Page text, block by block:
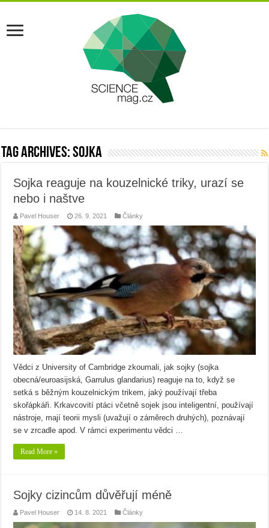
Tag Archives:sojka
Sojka reaguje na kouzelnické triky, urazí se
nebo i naštve
Pavel Houser 26. 9. 2021 Články
Vědci z University of Cambridge zkoumali, jak sojky (sojka
obecná/euroasijská, Garrulus glandarius) reaguje na to, když se
setká s běžným kouzelnickým trikem, jaký používají třeba
skořápkáři. Krkavcovití ptáci včetně sojek jsou inteligentní, používají
nástroje, mají teorii mysli (uvažují o záměrech druhých), poznávají
se v zrcadle apod. V rámci experimentu vědci …
Read More »
Sojky cizincům důvěřují méně
Pavel Houser 14. 8. 2021 Články